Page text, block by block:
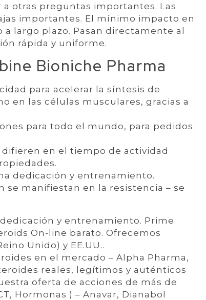
otras preguntas importantes. Las
importantes. El mínimo impacto en
largo plazo. Pasan directamente al
rápida y uniforme.
Bioniche Pharma
para acelerar la síntesis de
en las células musculares, gracias a
para todo el mundo, para pedidos
en el tiempo de actividad
dedicación y entrenamiento.
manifiestan en la resistencia – se
y entrenamiento. Prime
On-line barato. Ofrecemos
Unido) y EE.UU..
en el mercado – Alpha Pharma,
reales, legítimos y auténticos
oferta de acciones de más de
Hormonas ) – Anavar, Dianabol